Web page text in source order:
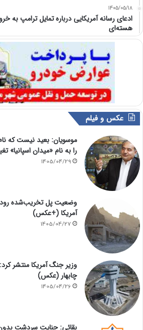
1405/05/18
ادعای رسانه آمریکایی درباره تمایل ترامپ به
هسته‌ای
عکس و فیلم
موسویان: بعید نیست که
را به نام «میدان اسپانیا»
1405/04/29
وضعیت پل تخریب‌شده
آمریکا (+عکس)
1405/04/27
وزیر جنگ آمریکا منتشر
چابهار (عکس)
1405/04/26
بقائی: جنایت سردشت